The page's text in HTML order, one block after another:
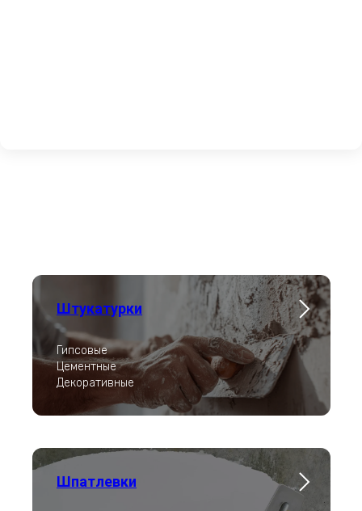
Штукатурки
Гипсовые
Цементные
Декоративные
Шпатлевки